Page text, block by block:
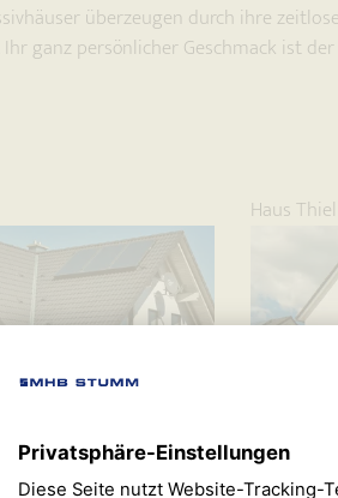
überzeugen durch ihre
ganz persönlicher Geschmack ist
Haus Thiel
Haus